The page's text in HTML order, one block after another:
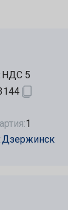
НДС 5
1
Дзержинск